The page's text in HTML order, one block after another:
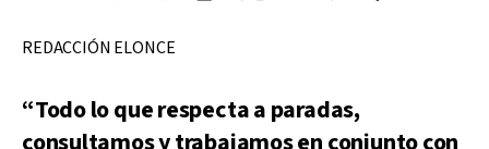
REDACCIÓN ELONCE
“Todo lo que respecta a paradas,
consultamos y trabajamos en conjunto con